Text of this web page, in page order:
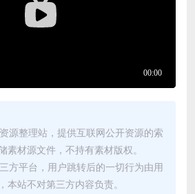
源整理站，提供互联网公开资源的索
素材源文件，不持有素材版权。
方平台，用户跳转后的一切行为由用
本站不对第三方内容负责。